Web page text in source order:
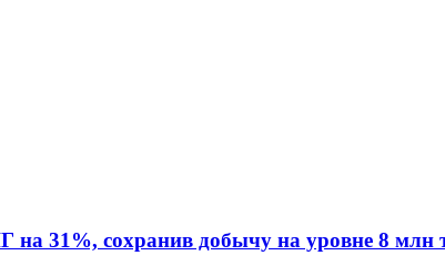
на 31%, сохранив добычу на уровне 8 млн